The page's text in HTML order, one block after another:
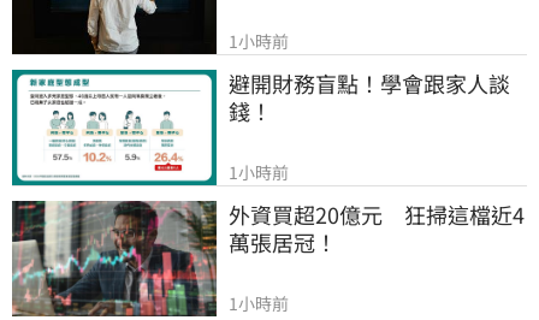
1小時前
避開財務盲點！學會跟家人談
錢！
1小時前
外資買超20億元　狂掃這檔近4
萬張居冠！
1小時前